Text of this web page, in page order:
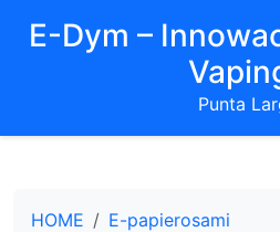
E-Dym –
Punta
HOME
E-papierosami